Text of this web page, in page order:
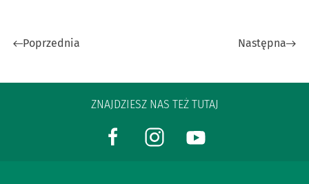
Poprzednia Następna
ZNAJDZIESZ NAS TEŻ TUTAJ